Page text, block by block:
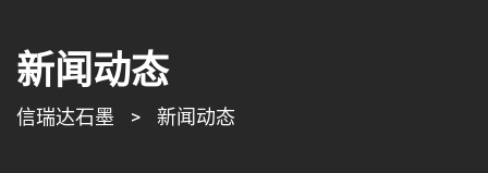
新闻动态
信瑞达石墨 > 新闻动态